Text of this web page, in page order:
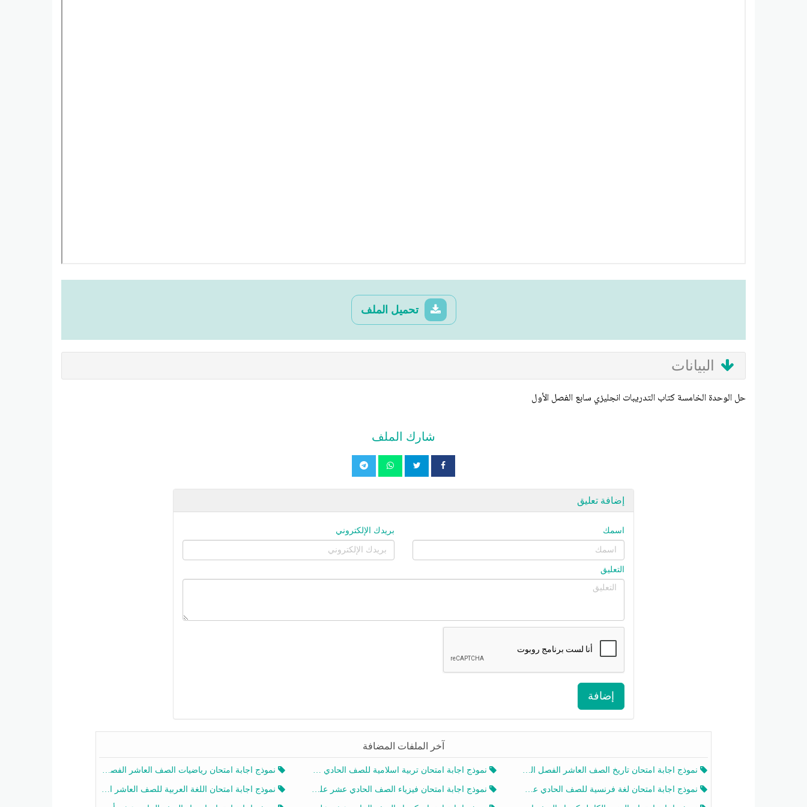
تحميل الملف
البيانات
حل الوحدة الخامسة كتاب التدريبات انجليزي سابع الفصل الأول
شارك الملف
إضافة تعليق
اسمك بريدك الإلكتروني
التعليق
إضافة
آخر الملفات المضافة
نموذج اجابة امتحان تاريخ الصف العاشر الفصل الثاني 2025-2026 نموذج اجابة امتحان تربية اسلامية للصف الحادي عشر الفصل الثاني 2025-2026 نموذج اجابة امتحان رياضيات الصف العاشر الفصل الثاني 2025-2026
نموذج اجابة امتحان لغة فرنسية للصف الحادي عشر أدبي الفصل الثاني 2025-2026 نموذج اجابة امتحان فيزياء الصف الحادي عشر علمي الفصل الثاني 2025-2026 نموذج اجابة امتحان اللغة العربية للصف العاشر الفصل الثاني 2025-2026